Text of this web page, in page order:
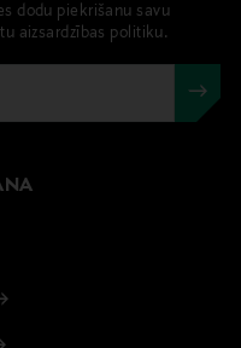
dodu piekrišanu savu
aizsardzības politiku.